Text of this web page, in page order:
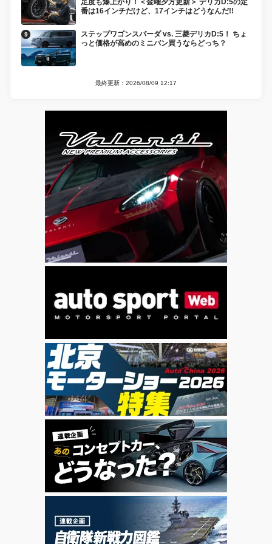
足度も爆上がり！＜金曜夕方更新＞ デリカD:5の定
番は16インチだけど、17インチはどうなんだ!!
ステップワゴンスパーダ vs. 三菱デリカD:5！ ちょ
っと価格が高めのミニバン買うならどっち？
最終更新：2026/08/09 12:17